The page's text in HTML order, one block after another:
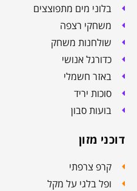
בלוני מים מתפוצצים
משחקי רצפה
שולחנות משחק
כדורגל אנושי
באזר חשמלי
סוכות יריד
בועות סבון
דוכני מזון
קרפ צרפתי
ופל בלגי על מקל